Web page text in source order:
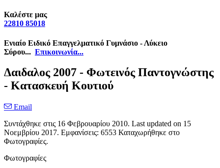
Καλέστε μας
22810 85018
Ενιαίο Ειδικό Επαγγελματικό Γυμνάσιο - Λύκειο
Σύρου... Επικοινωνία...
Δαιδαλος 2007 - Φωτεινός Παντογνώστης
- Κατασκευή Κουτιού
Email
Συντάχθηκε στις 16 Φεβρουαρίου 2010. Last updated on 15
Νοεμβρίου 2017. Εμφανίσεις: 6553 Καταχωρήθηκε στο
Φωτογραφίες.
Φωτογραφίες